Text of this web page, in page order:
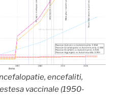
encefaliti,
vaccinale (1950-